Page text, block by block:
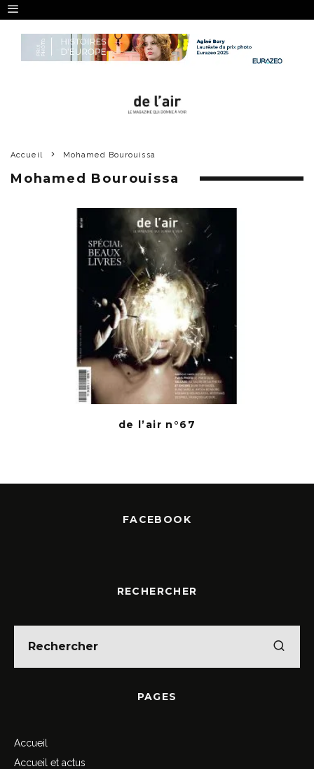
Accueil Mohamed Bourouissa
Mohamed Bourouissa
de l’air n°67
FACEBOOK
RECHERCHER
PAGES
Accueil
Accueil et actus